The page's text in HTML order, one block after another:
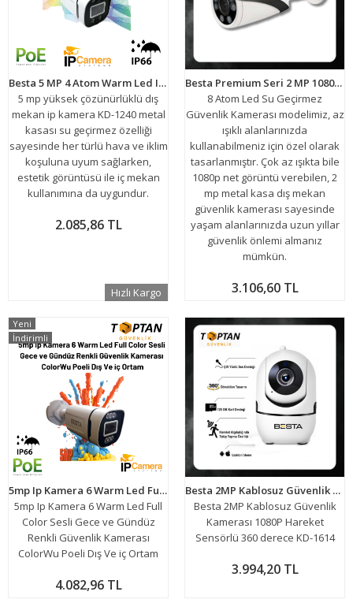
Besta 5 MP 4 Atom Warm Led IP POE Bullet Güvenlik Kamerası KD-1240
5 mp yüksek çözünürlüklü dış
mekan ip kamera KD-1240 metal
kasası su geçirmez özelliği
sayesinde her türlü hava ve iklim
koşuluna uyum sağlarken,
estetik görüntüsü ile iç mekan
kullanımına da uygundur.
2.085,86 TL
Hızlı Kargo
Besta Premium Seri 2 MP 1080P 8 ATOM LED AHD Güvenlik Kamerası KD-2778
8 Atom Led Su Geçirmez
Güvenlik Kamerası modelimiz, az
ışıklı alanlarınızda
kullanabilmeniz için özel olarak
tasarlanmıştır. Çok az ışıkta bile
1080p net görüntü verebilen, 2
mp metal kasa dış mekan
güvenlik kamerası sayesinde
yaşam alanlarınızda uzun yıllar
güvenlik önlemi almanız
mümkün.
3.106,60 TL
5mp Ip Kamera 6 Warm Led Full Color Sesli Gece ve Gündüz Renkli Güvenlik Kamerası ColorWu Poeli Dış Ve iç Ortam BT-1506
5mp Ip Kamera 6 Warm Led Full
Color Sesli Gece ve Gündüz
Renkli Güvenlik Kamerası
ColorWu Poeli Dış Ve iç Ortam
4.082,96 TL
Yeni
İndirimli
Besta 2MP Kablosuz Güvenlik Kamerası 1080P Hareket Sensörlü 360 derece KD-1614
Besta 2MP Kablosuz Güvenlik
Kamerası 1080P Hareket
Sensörlü 360 derece KD-1614
3.994,20 TL